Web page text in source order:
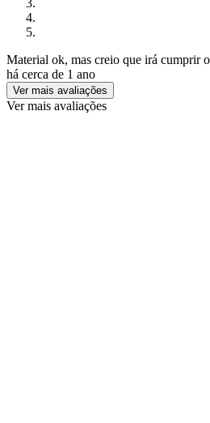
Material ok, mas creio que irá cumprir
há cerca de 1 ano
Ver mais avaliações
Ver mais avaliações